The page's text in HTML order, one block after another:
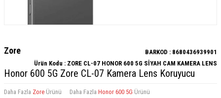
Zore BARKOD : 8680436939901
Ürün Kodu : ZORE CL-07 HONOR 600 5G SİYAH CAM KAMERA LENS
Honor 600 5G Zore CL-07 Kamera Lens Koruyucu
Daha Fazla Zore Ürünü Daha Fazla Honor 600 5G Ürünü